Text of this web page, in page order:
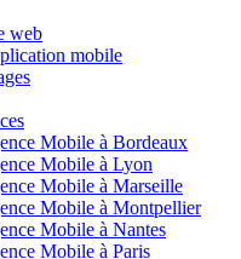
web
mobile
Mobile à Bordeaux
Mobile à Lyon
Mobile à Marseille
Mobile à Montpellier
Mobile à Nantes
Mobile à Paris